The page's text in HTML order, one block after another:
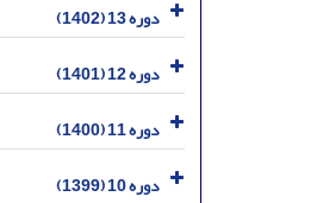
دوره 13 (1402)
دوره 12 (1401)
دوره 11 (1400)
دوره 10 (1399)